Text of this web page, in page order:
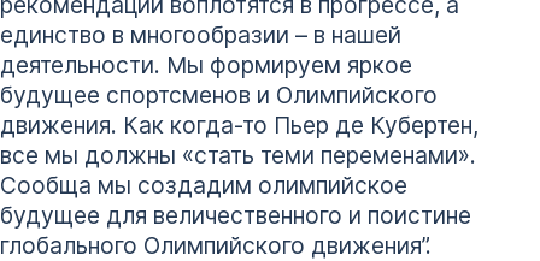
единство в многообразии – в нашей
деятельности. Мы формируем яркое
будущее спортсменов и Олимпийского
движения. Как когда-то Пьер де Кубертен,
все мы должны «стать теми переменами».
Сообща мы создадим олимпийское
будущее для величественного и поистине
глобального Олимпийского движения”.